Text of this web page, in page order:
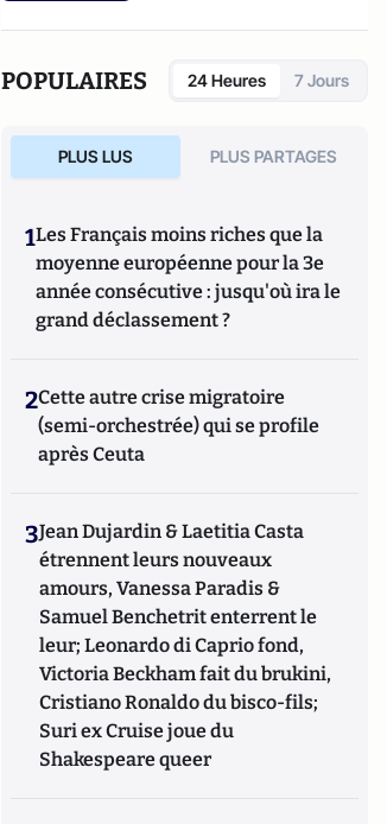
POPULAIRES 24 Heures 7 Jours
PLUS LUS PLUS PARTAGES
1Les Français moins riches que la
moyenne européenne pour la 3e
année consécutive : jusqu'où ira le
grand déclassement ?
2Cette autre crise migratoire
(semi-orchestrée) qui se profile
après Ceuta
3Jean Dujardin & Laetitia Casta
étrennent leurs nouveaux
amours, Vanessa Paradis &
Samuel Benchetrit enterrent le
leur; Leonardo di Caprio fond,
Victoria Beckham fait du brukini,
Cristiano Ronaldo du bisco-fils;
Suri ex Cruise joue du
Shakespeare queer